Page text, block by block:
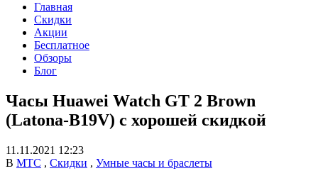
Главная
Скидки
Акции
Бесплатное
Обзоры
Блог
Часы Huawei Watch GT 2 Brown
(Latona-B19V) с хорошей скидкой
11.11.2021 12:23
В МТС , Скидки , Умные часы и браслеты